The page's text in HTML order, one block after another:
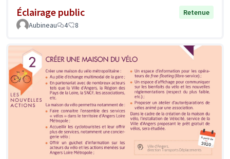
Éclairage public
Retenue
Aubineau
4 8